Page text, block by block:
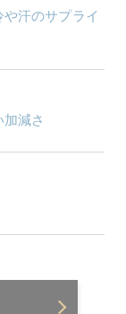
汗のサプライ
減さ